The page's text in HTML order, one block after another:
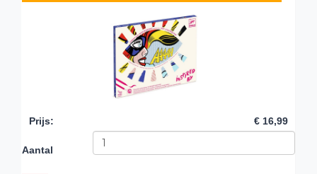
Prijs: € 16,99
Aantal